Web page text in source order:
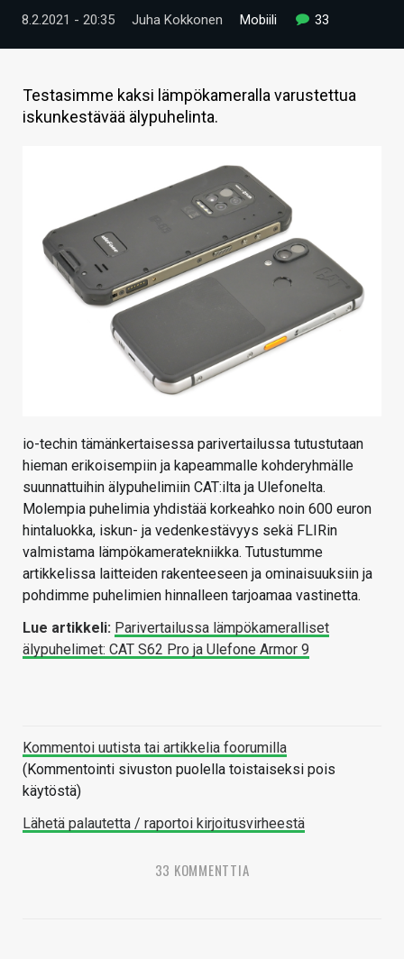
TIETOA
KAUPPA
HAKU
8.2.2021 - 20:35 Juha Kokkonen Mobiili 33
Testasimme kaksi lämpökameralla varustettua
iskunkestävää älypuhelinta.
io-techin tämänkertaisessa parivertailussa tutustutaan
hieman erikoisempiin ja kapeammalle kohderyhmälle
suunnattuihin älypuhelimiin CAT:ilta ja Ulefonelta.
Molempia puhelimia yhdistää korkeahko noin 600 euron
hintaluokka, iskun- ja vedenkestävyys sekä FLIRin
valmistama lämpökameratekniikka. Tutustumme
artikkelissa laitteiden rakenteeseen ja ominaisuuksiin ja
pohdimme puhelimien hinnalleen tarjoamaa vastinetta.
Lue artikkeli: Parivertailussa lämpökameralliset
älypuhelimet: CAT S62 Pro ja Ulefone Armor 9
Kommentoi uutista tai artikkelia foorumilla
(Kommentointi sivuston puolella toistaiseksi pois
käytöstä)
Lähetä palautetta / raportoi kirjoitusvirheestä
33 KOMMENTTIA